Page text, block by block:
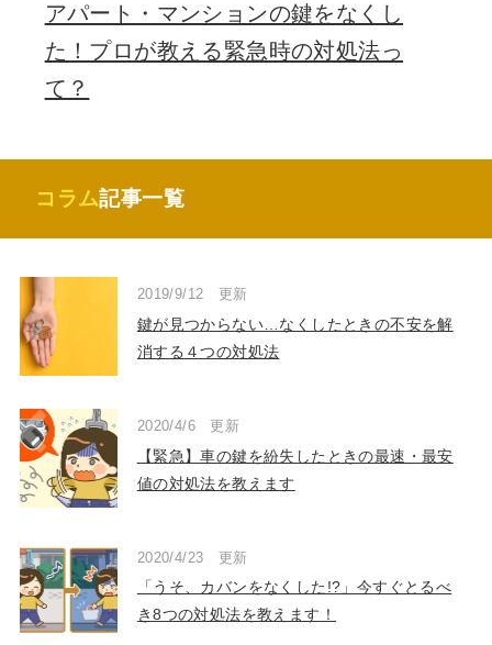
アパート・マンションの鍵をなくし
た！プロが教える緊急時の対処法っ
て？
コラム記事一覧
2019/9/12 更新
鍵が見つからない…なくしたときの不安を解
消する４つの対処法
2020/4/6 更新
【緊急】車の鍵を紛失したときの最速・最安
値の対処法を教えます
2020/4/23 更新
「うそ、カバンをなくした!?」今すぐとるべ
き8つの対処法を教えます！